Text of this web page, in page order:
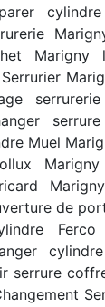
Marigny
Muel
de
serrure